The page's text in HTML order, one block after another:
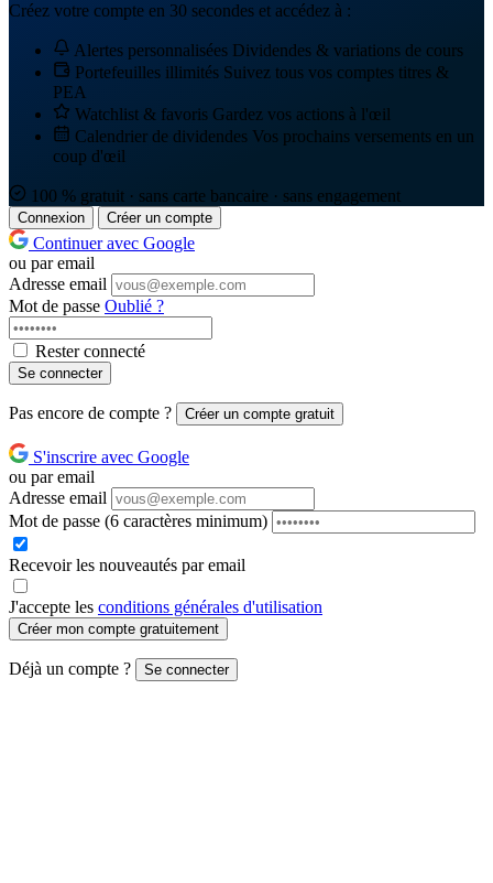
Créez votre compte en 30 secondes et accédez à :
Alertes personnalisées Dividendes & variations de cours
Portefeuilles illimités Suivez tous vos comptes titres &
PEA
Watchlist & favoris Gardez vos actions à l'œil
Calendrier de dividendes Vos prochains versements en un
coup d'œil
100 % gratuit · sans carte bancaire · sans engagement
Connexion Créer un compte
Continuer avec Google
ou par email
Adresse email
Mot de passe Oublié ?
Rester connecté
Se connecter
Pas encore de compte ? Créer un compte gratuit
S'inscrire avec Google
ou par email
Adresse email
Mot de passe (6 caractères minimum)
Recevoir les nouveautés par email
J'accepte les conditions générales d'utilisation
Créer mon compte gratuitement
Déjà un compte ? Se connecter